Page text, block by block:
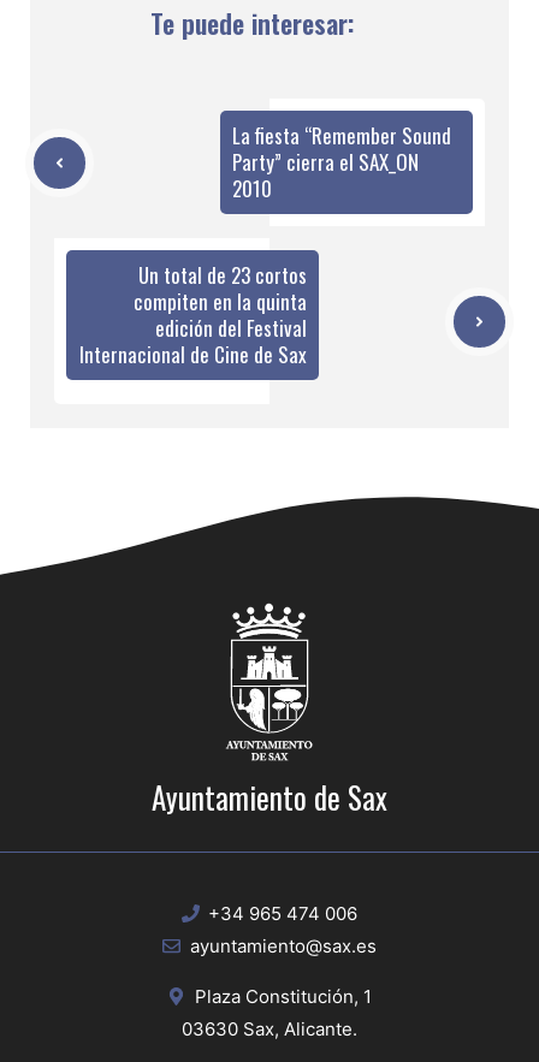
Te puede interesar:
La fiesta “Remember Sound
Party” cierra el SAX_ON
2010
Un total de 23 cortos
compiten en la quinta
edición del Festival
Internacional de Cine de Sax
Ayuntamiento de Sax
+34 965 474 006
ayuntamiento@sax.es
Plaza Constitución, 1
03630 Sax, Alicante.